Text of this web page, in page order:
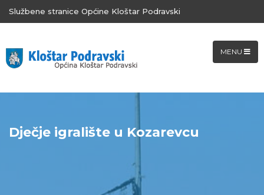
Službene stranice Općine Kloštar Podravski
MENU
Dječje igralište u Kozarevcu